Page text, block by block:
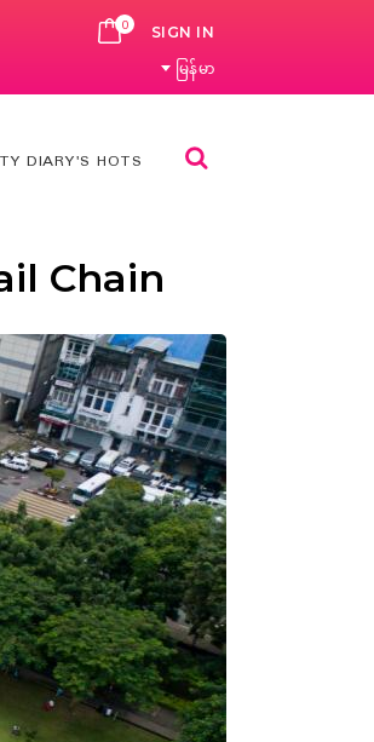
0 CART
SIGN IN
မြန်မာ
DIARY'S HOTS
Chain